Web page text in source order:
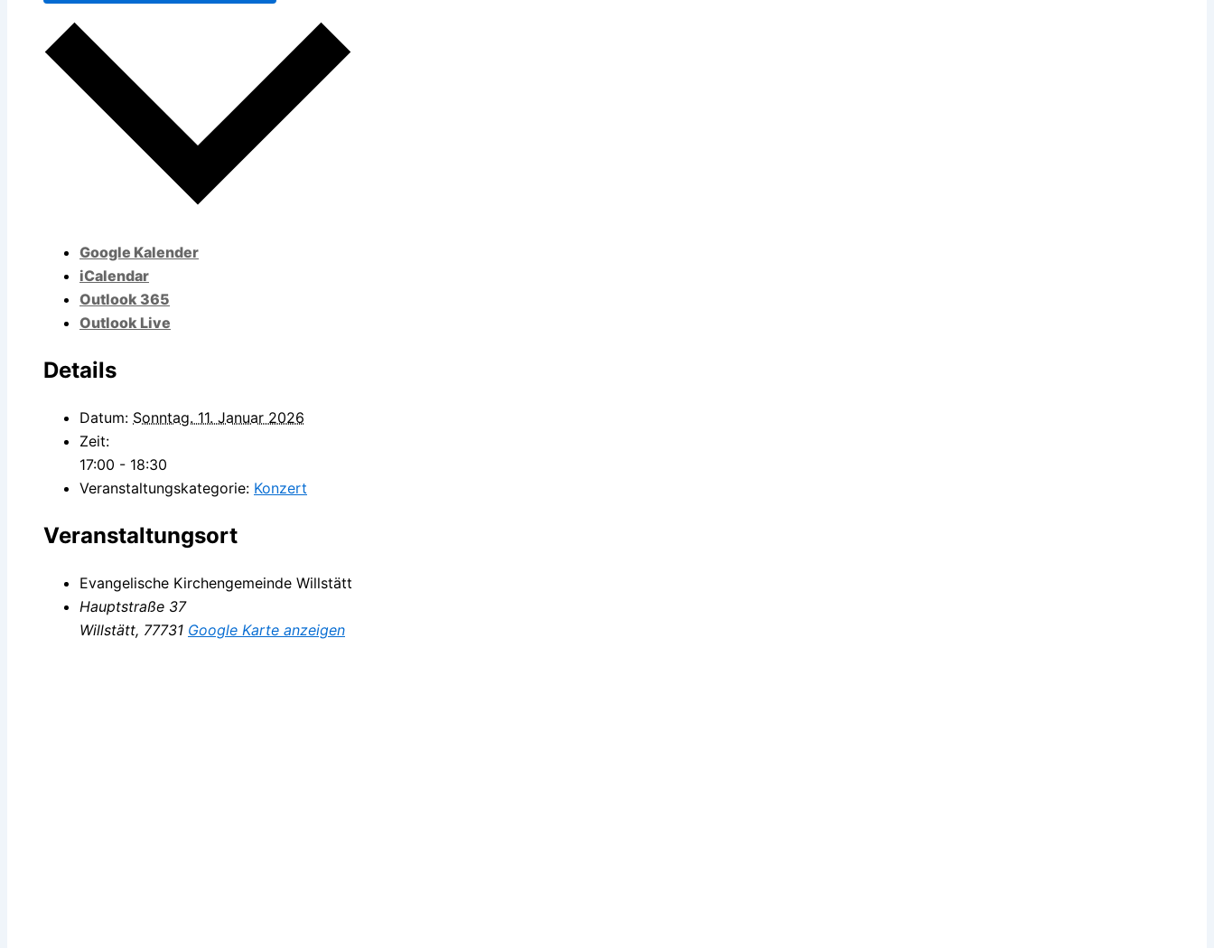
Google Kalender
iCalendar
Outlook 365
Outlook Live
Details
Datum: Sonntag. 11. Januar 2026
Zeit:
17:00 - 18:30
Veranstaltungskategorie: Konzert
Veranstaltungsort
Evangelische Kirchengemeinde Willstätt
Hauptstraße 37
Willstätt, 77731 Google Karte anzeigen